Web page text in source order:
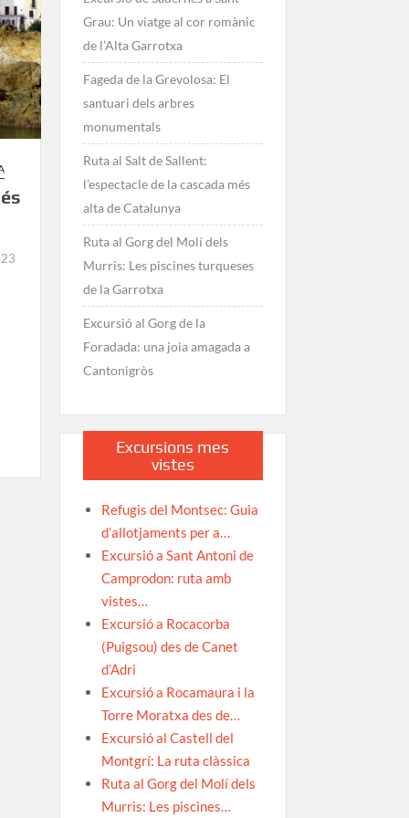
Grau: Un viatge al cor romànic
de l’Alta Garrotxa
Fageda de la Grevolosa: El
santuari dels arbres
monumentals
Ruta al Salt de Sallent:
l’espectacle de la cascada més
alta de Catalunya
Ruta al Gorg del Molí dels
Murris: Les piscines turqueses
de la Garrotxa
Excursió al Gorg de la
Foradada: una joia amagada a
Cantonigròs
Excursions mes
vistes
Refugis del Montsec: Guia
d’allotjaments per a…
Excursió a Sant Antoni de
Camprodon: ruta amb
vistes…
Excursió a Rocacorba
(Puigsou) des de Canet
d’Adri
Excursió a Rocamaura i la
Torre Moratxa des de…
Excursió al Castell del
Montgrí: La ruta clàssica
Ruta al Gorg del Molí dels
Murris: Les piscines…